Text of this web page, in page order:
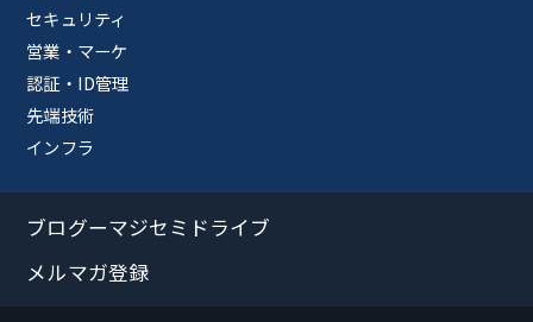
セキュリティ
営業・マーケ
認証・ID管理
先端技術
インフラ
ブログーマジセミドライブ
メルマガ登録